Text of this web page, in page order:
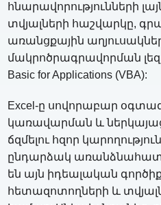
հնարավորությունների
տվյալների հաշվարկը,
առանցքային
մակրոծրագրավորման
Basic for Applications (VBA):
Excel-ը սովորաբար
կառավարման և
ճզմելու հզոր
ընդարձակ
են այն իդեալական
հետազոտողների և